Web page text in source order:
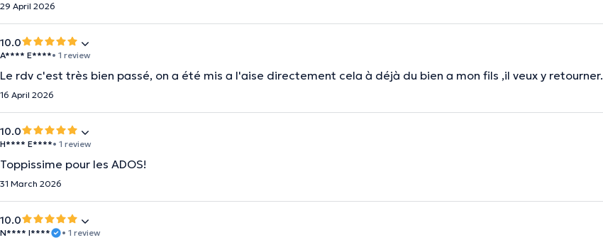
29 April 2026
10.0
A**** E****• 1 review
Le rdv c'est très bien passé, on a été mis a l'aise directement cela à déjà du bien a mon fils ,il veux y retourner.
16 April 2026
10.0
H**** E****• 1 review
Toppissime pour les ADOS!
31 March 2026
10.0
N**** I**** • 1 review